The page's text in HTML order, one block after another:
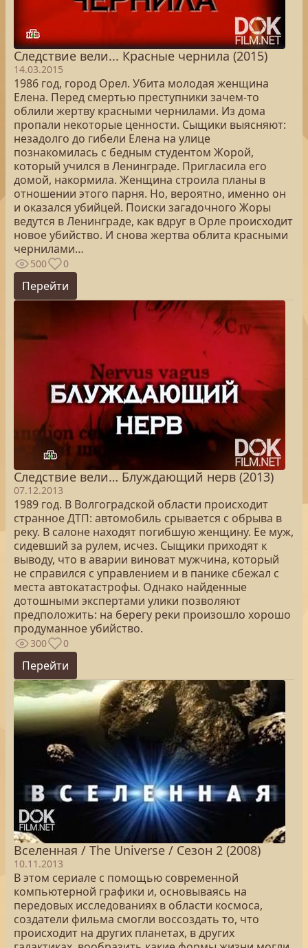
Следствие вели... Красные чернила (2015)
14.03.2015
1986 год, город Орел. Убита молодая женщина
Елена. Перед смертью преступники зачем-то
облили жертву красными чернилами. Из дома
пропали некоторые ценности. Сыщики выясняют:
незадолго до гибели Елена на улице
познакомилась с бедным студентом Жорой,
который учился в Ленинграде. Пригласила его
домой, накормила. Женщина строила планы в
отношении этого парня. Но, вероятно, именно он
и оказался убийцей. Поиски загадочного Жоры
ведутся в Ленинграде, как вдруг в Орле происходит
новое убийство. И снова жертва облита красными
чернилами…
500 0
Перейти
Следствие вели… Блуждающий нерв (2013)
07.12.2013
1989 год. В Волгоградской области происходит
странное ДТП: автомобиль срывается с обрыва в
реку. В салоне находят погибшую женщину. Ее муж,
сидевший за рулем, исчез. Сыщики приходят к
выводу, что в аварии виноват мужчина, который
не справился с управлением и в панике сбежал с
места автокатастрофы. Однако найденные
дотошными экспертами улики позволяют
предположить: на берегу реки произошло хорошо
продуманное убийство.
300 0
Перейти
Вселенная / The Universe / Сезон 2 (2008)
10.11.2013
В этом сериале с помощью современной
компьютерной графики и, основываясь на
передовых исследованиях в области космоса,
создатели фильма смогли воссоздать то, что
происходит на других планетах, в других